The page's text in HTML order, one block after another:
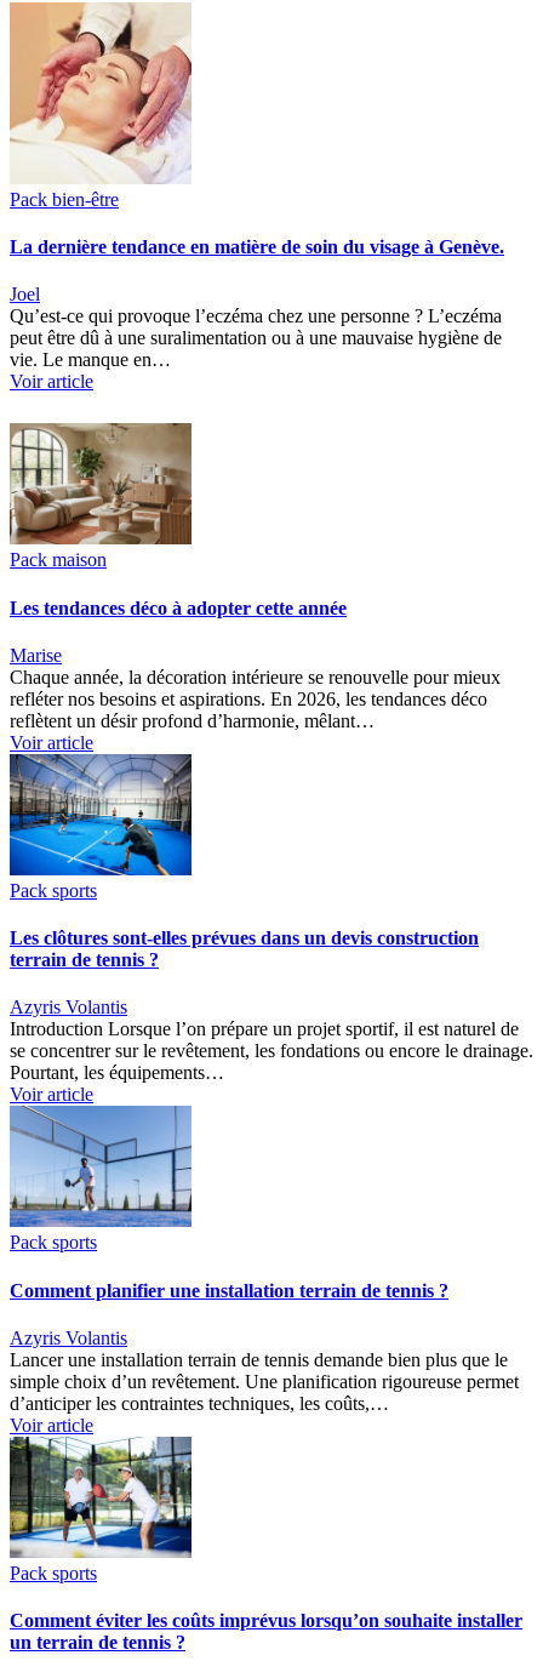
Pack bien-être
La dernière tendance en matière de soin du visage à Genève.
Joel
Qu’est-ce qui provoque l’eczéma chez une personne ? L’eczéma
peut être dû à une suralimentation ou à une mauvaise hygiène de
vie. Le manque en…
Voir article
Pack maison
Les tendances déco à adopter cette année
Marise
Chaque année, la décoration intérieure se renouvelle pour mieux
refléter nos besoins et aspirations. En 2026, les tendances déco
reflètent un désir profond d’harmonie, mêlant…
Voir article
Pack sports
Les clôtures sont-elles prévues dans un devis construction
terrain de tennis ?
Azyris Volantis
Introduction Lorsque l’on prépare un projet sportif, il est naturel de
se concentrer sur le revêtement, les fondations ou encore le drainage.
Pourtant, les équipements…
Voir article
Pack sports
Comment planifier une installation terrain de tennis ?
Azyris Volantis
Lancer une installation terrain de tennis demande bien plus que le
simple choix d’un revêtement. Une planification rigoureuse permet
d’anticiper les contraintes techniques, les coûts,…
Voir article
Pack sports
Comment éviter les coûts imprévus lorsqu’on souhaite installer
un terrain de tennis ?